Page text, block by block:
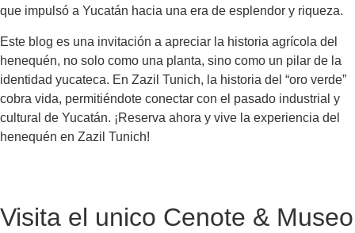
que impulsó a Yucatán hacia una era de esplendor y riqueza.
Este blog es una invitación a apreciar la historia agrícola del
henequén, no solo como una planta, sino como un pilar de la
identidad yucateca. En Zazil Tunich, la historia del “oro verde”
cobra vida, permitiéndote conectar con el pasado industrial y
cultural de Yucatán. ¡Reserva ahora y vive la experiencia del
henequén en Zazil Tunich!
Visita el unico Cenote & Museo